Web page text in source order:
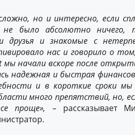
но иинтересно, если
было абсолютно ничего,
друзья и знакомые с
нас и говорило о
мы начали вскоре после
надежная и быстрая
и в короткие сроки мы
много препятствий, но,
проще», – рассказывает